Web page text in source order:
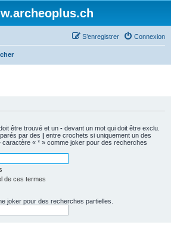
Connexion
S’enregistrer
être trouvé et un - devant un mot qui doit être exclu.
par des | entre crochets si uniquement un des
caractère « * » comme joker pour des recherches
de ces termes
joker pour des recherches partielles.